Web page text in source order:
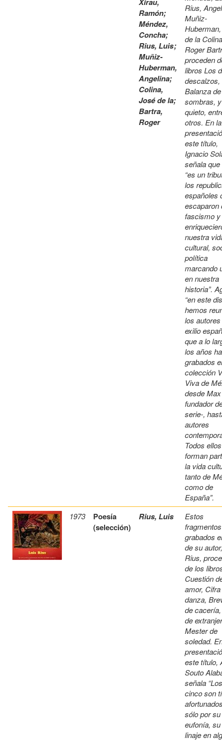
Ramón;
Méndez,
Concha;
Rius, Luis;
Muñiz-
Huberman,
Angelina;
Colina,
José de la;
Bartra,
Roger
Rius,
Muñiz-
de la
Roger
proceden
libros Los
descalzos,
Balanza de
sombras,
quieto,
otros. En la
este título,
Ignacio
señala
“es un
los
españoles
escaparon
fascismo
nuestra
cultural,
política
marcando
en nuestra
historia”.
“en este
hemos
los
exilio
que a lo
los años
grabados
colección
Viva de
desde
fundador
serie-,
autores
Todos ellos
forman
la vida
tanto de
como de
España”.
1973
Poesía
(selección)
Rius, Luis
Estos
fragmentos
grabados
de su
Rius,
de los
Cuestión
amor,
danza,
de
de
Mester de
soledad.
este título,
Souto
señala “Los
cinco son
sólo por
eufonía,
linaje en